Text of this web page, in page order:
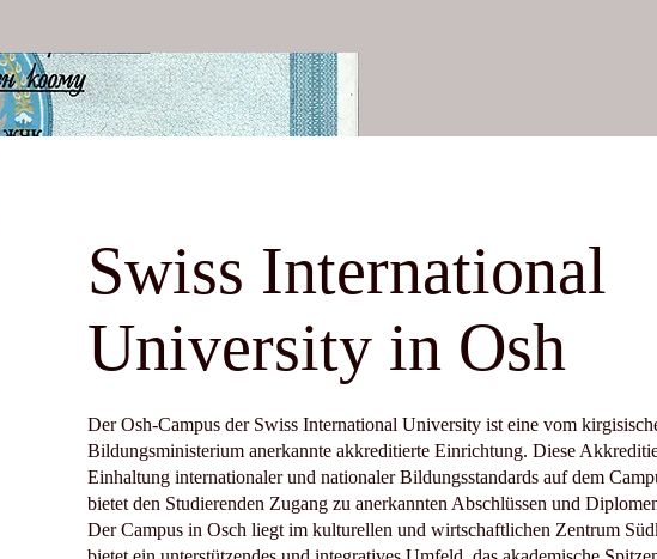
Swiss International
University in Osh
Der Osh-Campus der Swiss International University ist eine vom
Bildungsministerium anerkannte akkreditierte Einrichtung. Diese
Einhaltung internationaler und nationaler Bildungsstandards auf dem
bietet den Studierenden Zugang zu anerkannten Abschlüssen und
Der Campus in Osch liegt im kulturellen und wirtschaftlichen Zentrum